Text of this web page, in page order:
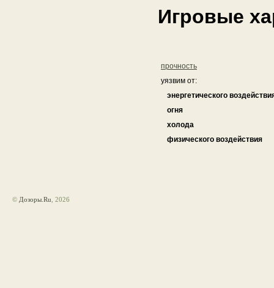
Игровые
прочность
уязвим от:
энергетического
огня
холода
физического воздействия
© Дозоры.Ru , 2026